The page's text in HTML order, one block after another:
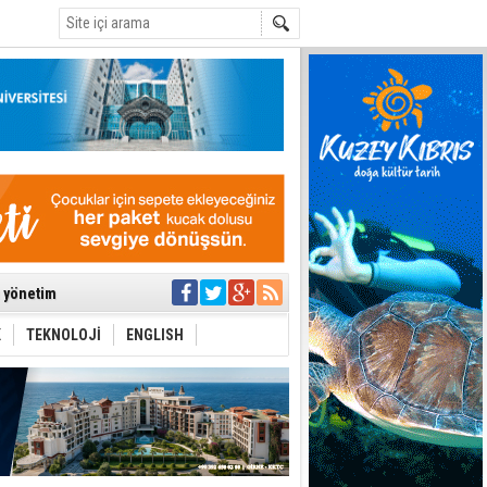
yönetim
arasında
Yasası
TEKNOLOJİ ENGLISH